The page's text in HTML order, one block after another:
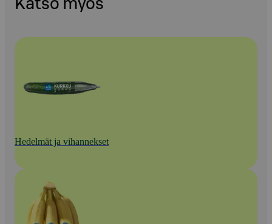
Katso myös
Hedelmät ja vihannekset